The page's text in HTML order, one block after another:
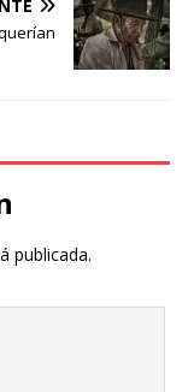
publicada.